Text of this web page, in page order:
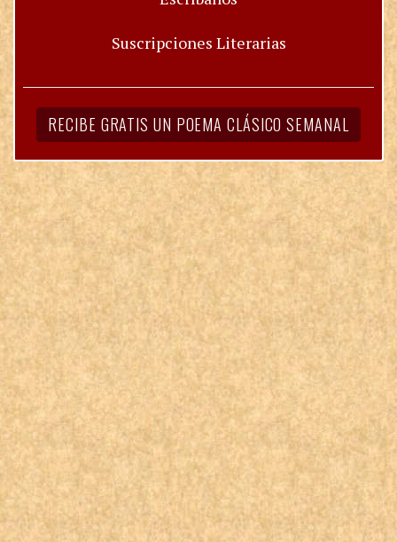
Suscripciones Literarias
RECIBE GRATIS UN POEMA CLÁSICO SEMANAL